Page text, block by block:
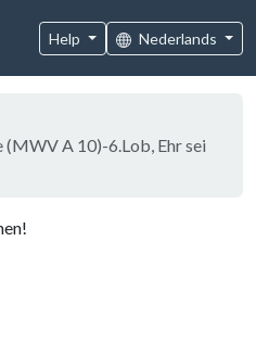
Help Nederlands
A 10)-6.Lob, Ehr sei